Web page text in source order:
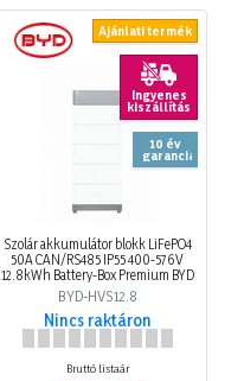
Ajánlati termék
Ingyenes
kiszállítás
10 év
garancia
Szolár akkumulátor blokk LiFePO4
50A CAN/RS485 IP55 400-576V
12.8kWh Battery-Box Premium BYD
BYD-HVS12.8
Nincs raktáron
Bruttó listaár